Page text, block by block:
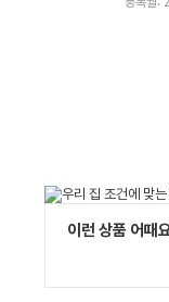
이런 상품 어때